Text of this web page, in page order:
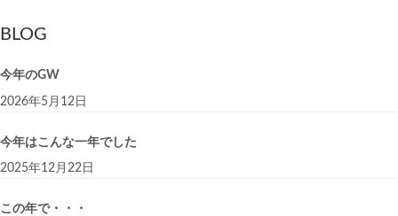
BLOG
今年のGW
2026年5月12日
今年はこんな一年でした
2025年12月22日
この年で・・・